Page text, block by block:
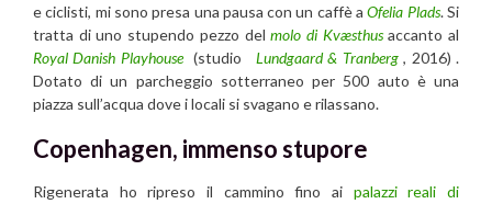
e ciclisti, mi sono presa una pausa con un caffè aOfelia Plads. Si
tratta di uno stupendo pezzo delmolo di Kvæsthusaccanto al
Royal Danish Playhouse(studio Lundgaard & Tranberg, 2016) .
Dotato di un parcheggio sotterraneo per 500 auto è una
piazza sull’acqua dove i locali si svagano e rilassano.
Copenhagen, immenso stupore
Rigenerata ho ripreso il cammino fino ai palazzi reali di